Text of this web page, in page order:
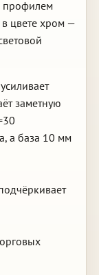
профилем
цвете хром —
заметную
а база 10 мм